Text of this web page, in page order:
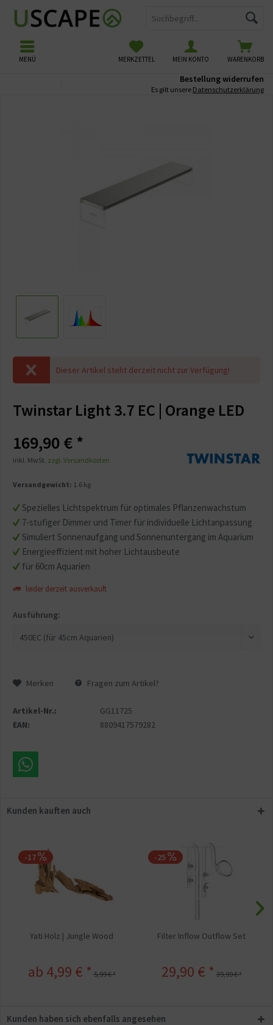
WARENKORB
MERKZETTEL MEIN KONTO
MENÜ
Bestellung widerrufen
Es gilt unsere Datenschutzerklärung
Dieser Artikel steht derzeit nicht zur Verfügung!
Twinstar Light 3.7 EC | Orange LED
Spezielles Lichtspektrum für optimales Pflanzenwachstum
7-stufiger Dimmer und Timer für individuelle Lichtanpassung
Simuliert Sonnenaufgang und Sonnenuntergang im Aquarium
Energieeffizient mit hoher Lichtausbeute
für 60cm Aquarien
169,90 € *
inkl. MwSt. zzgl. Versandkosten
Versandgewicht: 1.6 kg
leider derzeit ausverkauft
Ausführung:
Merken Fragen zum Artikel?
Artikel-Nr.:
GG11725
EAN:
8809417579282
Kunden kauften auch
-17
Yati Holz | Jungle Wood
ab 4,99 € * 5,99 € *
-25
Filter Inflow Outflow Set
29,90 € * 39,99 € *
Kunden haben sich ebenfalls angesehen